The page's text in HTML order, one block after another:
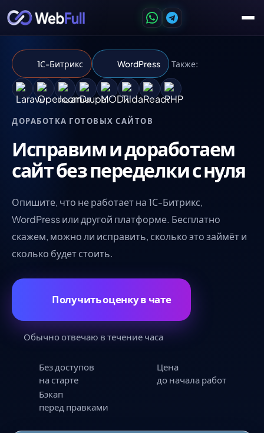
1С-Битрикс WordPress Также:
ДОРАБОТКА ГОТОВЫХ САЙТОВ
Исправим и доработаем
сайт без переделки с нуля
Опишите, что не работает на 1С-Битрикс,
WordPress или другой платформе. Бесплатно
скажем, можно ли исправить, сколько это займёт и
сколько будет стоить.
Получить оценку в чате
Обычно отвечаю в течение часа
Без доступов
на старте
Цена
до начала работ
Бэкап
перед правками